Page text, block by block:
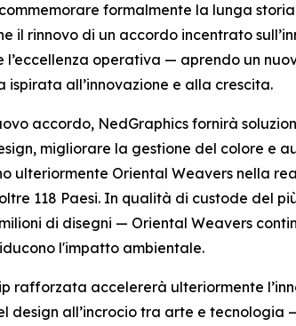
formalmente la lunga
il rinnovo di un accordo incentrato
l’eccellenza operativa — aprendo un
ispirata all’innovazione e alla crescita.
accordo, NedGraphics fornirà
migliorare la gestione del colore e
ulteriormente Oriental Weavers nella
118 Paesi. In qualità di custode del
di disegni — Oriental Weavers
l'impatto ambientale.
rafforzata accelererà ulteriormente
design all’incrocio tra arte e